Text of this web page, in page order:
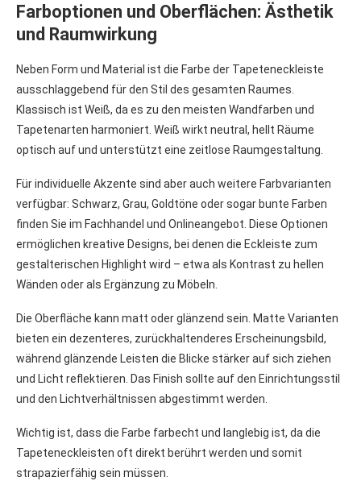
Farboptionen und Oberflächen: Ästhetik
und Raumwirkung
Neben Form und Material ist die Farbe der Tapeteneckleiste
ausschlaggebend für den Stil des gesamten Raumes.
Klassisch ist Weiß, da es zu den meisten Wandfarben und
Tapetenarten harmoniert. Weiß wirkt neutral, hellt Räume
optisch auf und unterstützt eine zeitlose Raumgestaltung.
Für individuelle Akzente sind aber auch weitere Farbvarianten
verfügbar: Schwarz, Grau, Goldtöne oder sogar bunte Farben
finden Sie im Fachhandel und Onlineangebot. Diese Optionen
ermöglichen kreative Designs, bei denen die Eckleiste zum
gestalterischen Highlight wird – etwa als Kontrast zu hellen
Wänden oder als Ergänzung zu Möbeln.
Die Oberfläche kann matt oder glänzend sein. Matte Varianten
bieten ein dezenteres, zurückhaltenderes Erscheinungsbild,
während glänzende Leisten die Blicke stärker auf sich ziehen
und Licht reflektieren. Das Finish sollte auf den Einrichtungsstil
und den Lichtverhältnissen abgestimmt werden.
Wichtig ist, dass die Farbe farbecht und langlebig ist, da die
Tapeteneckleisten oft direkt berührt werden und somit
strapazierfähig sein müssen.